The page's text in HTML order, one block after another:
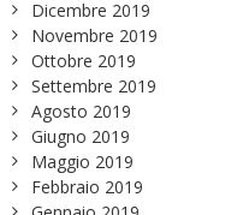
Dicembre 2019
Novembre 2019
Ottobre 2019
Settembre 2019
Agosto 2019
Giugno 2019
Maggio 2019
Febbraio 2019